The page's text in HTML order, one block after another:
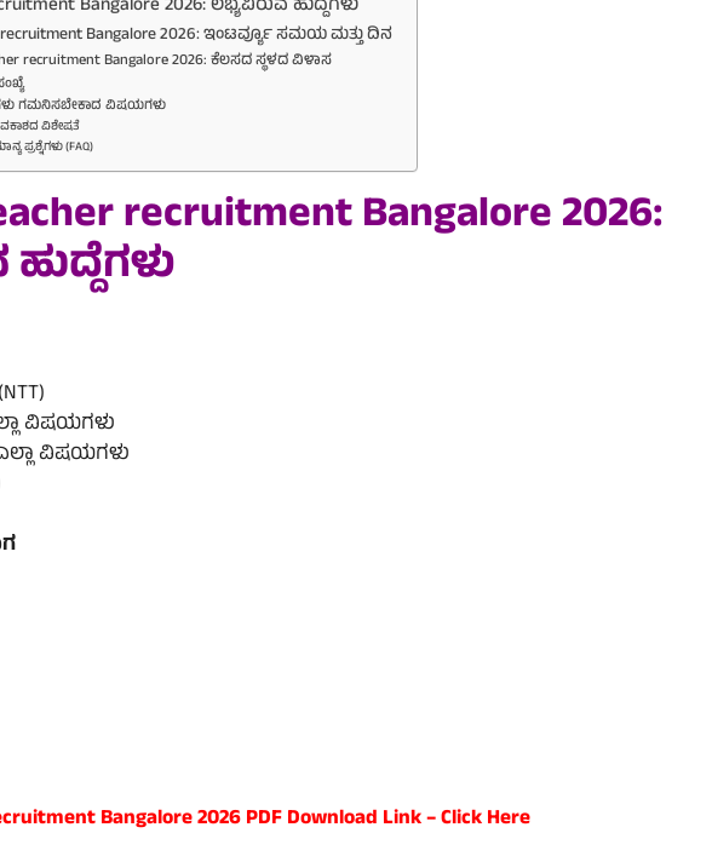
Bangalore 2026: ಲಭ್ಯವಿರುವ ಹುದ್ದೆಗಳು
recruitment Bangalore 2026: ಇಂಟರ್ವ್ಯೂ ಸಮಯ ಮತ್ತು ದಿನ
recruitment Bangalore 2026: ಕೆಲಸದ ಸ್ಥಳದ ವಿಳಾಸ
ಗಮನಿಸಬೇಕಾದ ವಿಷಯಗಳು
ವಿಶೇಷತೆ
ಪ್ರಶ್ನೆಗಳು (FAQ)
recruitment Bangalore 2026:
ವಿಷಯಗಳು
ಎಲ್ಲಾ ವಿಷಯಗಳು
Bangalore 2026 PDF Download Link – Click Here